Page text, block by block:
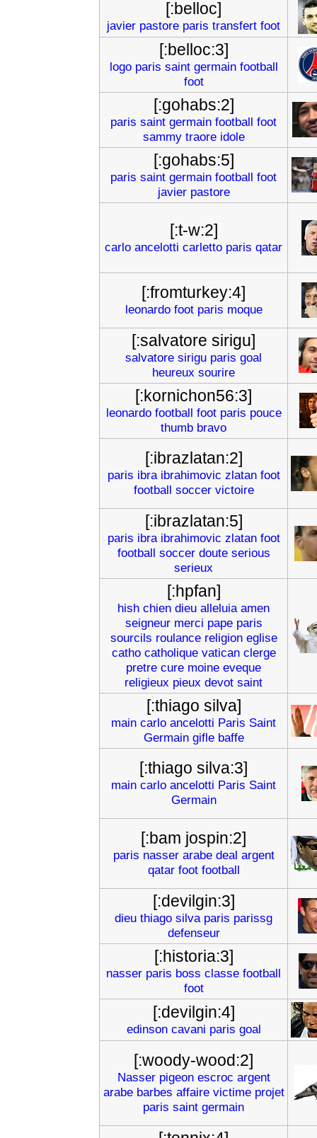
[:belloc]
javier pastore paris transfert foot
[:belloc:3]
logo paris saint germain football
foot
[:gohabs:2]
paris saint germain football foot
sammy traore idole
[:gohabs:5]
paris saint germain football foot
javier pastore
[:t-w:2]
carlo ancelotti carletto paris qatar
[:fromturkey:4]
leonardo foot paris moque
[:salvatore sirigu]
salvatore sirigu paris goal
heureux sourire
[:kornichon56:3]
leonardo football foot paris pouce
thumb bravo
[:ibrazlatan:2]
paris ibra ibrahimovic zlatan foot
football soccer victoire
[:ibrazlatan:5]
paris ibra ibrahimovic zlatan foot
football soccer doute serious
serieux
[:hpfan]
hish chien dieu alleluia amen
seigneur merci pape paris
sourcils roulance religion eglise
catho catholique vatican clerge
pretre cure moine eveque
religieux pieux devot saint
[:thiago silva]
main carlo ancelotti Paris Saint
Germain gifle baffe
[:thiago silva:3]
main carlo ancelotti Paris Saint
Germain
[:bam jospin:2]
paris nasser arabe deal argent
qatar foot football
[:devilgin:3]
dieu thiago silva paris parissg
defenseur
[:historia:3]
nasser paris boss classe football
foot
[:devilgin:4]
edinson cavani paris goal
[:woody-wood:2]
Nasser pigeon escroc argent
arabe barbes affaire victime projet
paris saint germain